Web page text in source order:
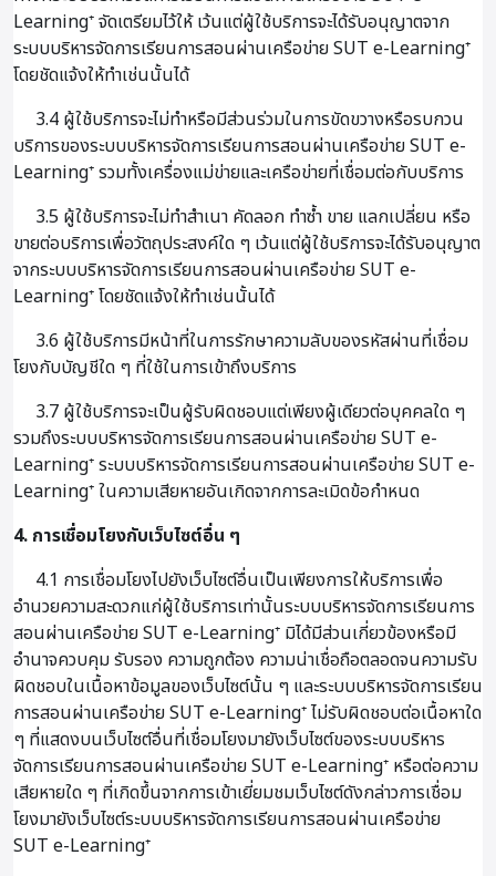
Learning⁺ จัดเตรียมไว้ให้ เว้นแต่ผู้ใช้บริการจะได้รับอนุญาตจาก
ระบบบริหารจัดการเรียนการสอนผ่านเครือข่าย SUT e-Learning⁺
โดยชัดแจ้งให้ทำเช่นนั้นได้
3.4 ผู้ใช้บริการจะไม่ทำหรือมีส่วนร่วมในการขัดขวางหรือรบกวน
บริการของระบบบริหารจัดการเรียนการสอนผ่านเครือข่าย SUT e-
Learning⁺ รวมทั้งเครื่องแม่ข่ายและเครือข่ายที่เชื่อมต่อกับบริการ
3.5 ผู้ใช้บริการจะไม่ทำสำเนา คัดลอก ทำซ้ำ ขาย แลกเปลี่ยน หรือ
ขายต่อบริการเพื่อวัตถุประสงค์ใด ๆ เว้นแต่ผู้ใช้บริการจะได้รับอนุญาต
จากระบบบริหารจัดการเรียนการสอนผ่านเครือข่าย SUT e-
Learning⁺ โดยชัดแจ้งให้ทำเช่นนั้นได้
3.6 ผู้ใช้บริการมีหน้าที่ในการรักษาความลับของรหัสผ่านที่เชื่อม
โยงกับบัญชีใด ๆ ที่ใช้ในการเข้าถึงบริการ
3.7 ผู้ใช้บริการจะเป็นผู้รับผิดชอบแต่เพียงผู้เดียวต่อบุคคลใด ๆ
รวมถึงระบบบริหารจัดการเรียนการสอนผ่านเครือข่าย SUT e-
Learning⁺ ระบบบริหารจัดการเรียนการสอนผ่านเครือข่าย SUT e-
Learning⁺ ในความเสียหายอันเกิดจากการละเมิดข้อกำหนด
4. การเชื่อมโยงกับเว็บไซต์อื่น ๆ
4.1 การเชื่อมโยงไปยังเว็บไซต์อื่นเป็นเพียงการให้บริการเพื่อ
อำนวยความสะดวกแก่ผู้ใช้บริการเท่านั้นระบบบริหารจัดการเรียนการ
สอนผ่านเครือข่าย SUT e-Learning⁺ มิได้มีส่วนเกี่ยวข้องหรือมี
อำนาจควบคุม รับรอง ความถูกต้อง ความน่าเชื่อถือตลอดจนความรับ
ผิดชอบในเนื้อหาข้อมูลของเว็บไซต์นั้น ๆ และระบบบริหารจัดการเรียน
การสอนผ่านเครือข่าย SUT e-Learning⁺ ไม่รับผิดชอบต่อเนื้อหาใด
ๆ ที่แสดงบนเว็บไซต์อื่นที่เชื่อมโยงมายังเว็บไซต์ของระบบบริหาร
จัดการเรียนการสอนผ่านเครือข่าย SUT e-Learning⁺ หรือต่อความ
เสียหายใด ๆ ที่เกิดขึ้นจากการเข้าเยี่ยมชมเว็บไซต์ดังกล่าวการเชื่อม
โยงมายังเว็บไซต์ระบบบริหารจัดการเรียนการสอนผ่านเครือข่าย
SUT e-Learning⁺